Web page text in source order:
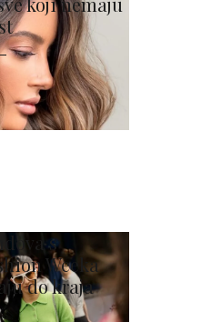
s
Weeka
do kraja